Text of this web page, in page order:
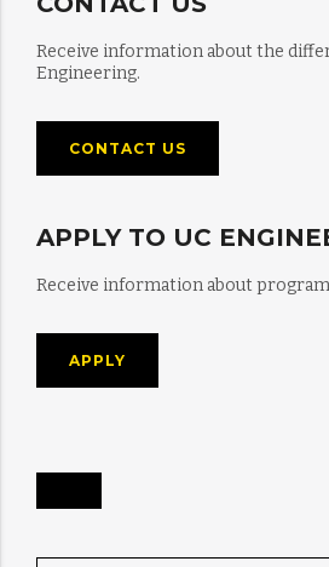
Receive information about the
Engineering.
CONTACT US
APPLY TO UC
Receive information about
APPLY